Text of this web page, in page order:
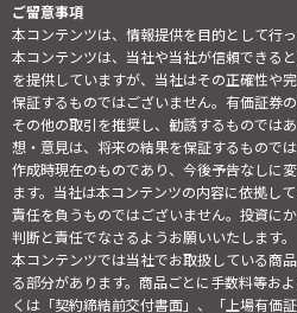
ご留意事項
本コンテンツは、情報提供を目的として行っ
本コンテンツは、当社や当社が信頼できる
を提供していますが、当社はその正確性や
保証するものではございません。有価証券
その他の取引を推奨し、勧誘するものでは
想・意見は、将来の結果を保証するもので
作成時現在のものであり、今後予告なしに
ます。当社は本コンテンツの内容に依拠し
責任を負うものではございません。投資に
判断と責任でなさるようお願いいたします。
本コンテンツでは当社でお取扱している商
る部分があります。商品ごとに手数料等お
くは「契約締結前交付書面」、「上場有価